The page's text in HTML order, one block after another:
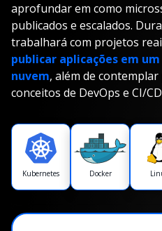
aprofundar em como
publicados e escalados.
trabalhará com projetos
publicar aplicações em
nuvem, além de
conceitos de DevOps e CI/
Kubernetes Docker